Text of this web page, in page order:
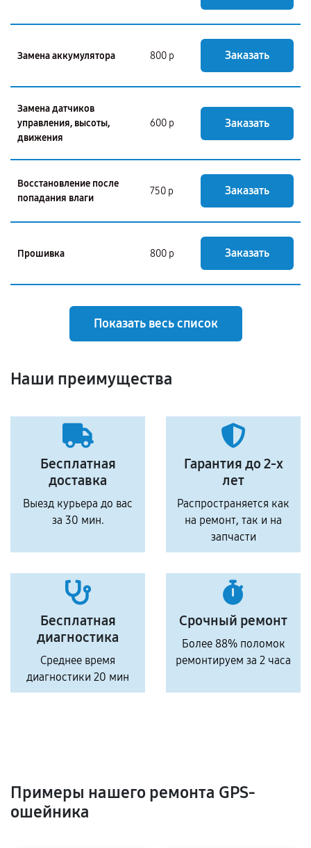
Замена аккумулятора 800 р Заказать
Замена датчиков
управления, высоты,
движения
600 р Заказать
Восстановление после
попадания влаги
750 р Заказать
Прошивка 800 р Заказать
Показать весь список
Наши преимущества
Бесплатная
доставка
Выезд курьера до вас
за 30 мин.
Гарантия до 2-х
лет
Распространяется как
на ремонт, так и на
запчасти
Бесплатная
диагностика
Среднее время
диагностики 20 мин
Срочный ремонт
Более 88% поломок
ремонтируем за 2 часа
Примеры нашего ремонта GPS-
ошейника